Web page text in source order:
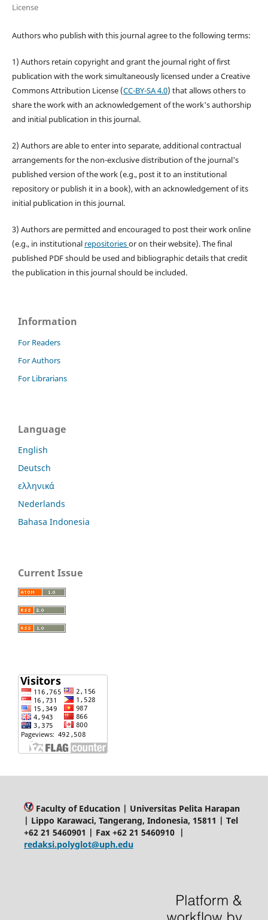
License
Authors who publish with this journal agree to the following terms:
1) Authors retain copyright and grant the journal right of first
publication with the work simultaneously licensed under a Creative
Commons Attribution License (CC-BY-SA 4.0) that allows others to
share the work with an acknowledgement of the work's authorship
and initial publication in this journal.
2) Authors are able to enter into separate, additional contractual
arrangements for the non-exclusive distribution of the journal's
published version of the work (e.g., post it to an institutional
repository or publish it in a book), with an acknowledgement of its
initial publication in this journal.
3) Authors are permitted and encouraged to post their work online
(e.g., in institutional repositoriesor on their website). The final
published PDF should be used and bibliographic details that credit
the publication in this journal should be included.
Information
For Readers
For Authors
For Librarians
Language
English
Deutsch
ελληνικά
Nederlands
Bahasa Indonesia
Current Issue
Faculty of Education | Universitas Pelita Harapan
| Lippo Karawaci, Tangerang, Indonesia, 15811 | Tel
+62 21 5460901 | Fax +62 21 5460910 |
redaksi.polyglot@uph.edu